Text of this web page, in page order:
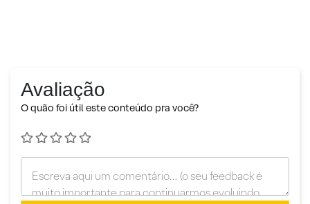
Avaliação
O quão foi útil este conteúdo pra você?